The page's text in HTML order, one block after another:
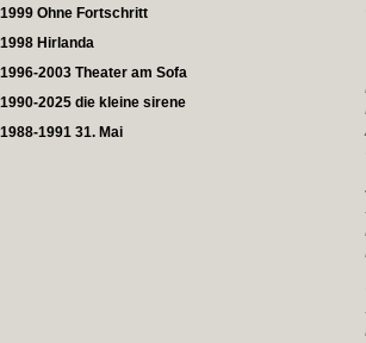
1999 Ohne Fortschritt
1998 Hirlanda
1996-2003 Theater am Sofa
1990-2025 die kleine sirene
1988-1991 31. Mai